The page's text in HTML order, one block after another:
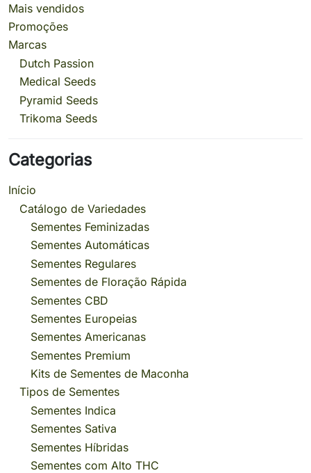
Mais vendidos
Promoções
Marcas
Dutch Passion
Medical Seeds
Pyramid Seeds
Trikoma Seeds
Categorias
Início
Catálogo de Variedades
Sementes Feminizadas
Sementes Automáticas
Sementes Regulares
Sementes de Floração Rápida
Sementes CBD
Sementes Europeias
Sementes Americanas
Sementes Premium
Kits de Sementes de Maconha
Tipos de Sementes
Sementes Indica
Sementes Sativa
Sementes Híbridas
Sementes com Alto THC